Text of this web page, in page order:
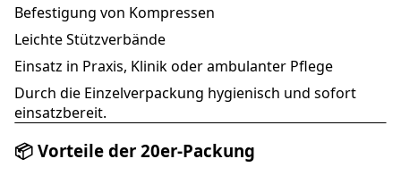
Befestigung von Kompressen
Leichte Stützverbände
Einsatz in Praxis, Klinik oder ambulanter Pflege
Durch die Einzelverpackung hygienisch und sofort
einsatzbereit.
📦 Vorteile der 20er-Packung